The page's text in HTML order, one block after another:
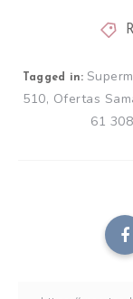
Tagged in:
510, Ofertas
61